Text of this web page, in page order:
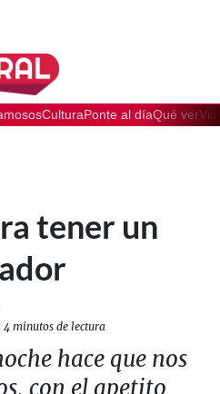
CulturaPonte al díaQué ver
tener un
4 minutos de lectura
hace que nos
con el apetito